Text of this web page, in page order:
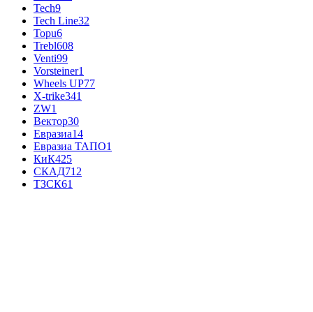
Tech9
Tech Line32
Topu6
Trebl608
Venti99
Vorsteiner1
Wheels UP77
X-trike341
ZW1
Вектор30
Евразиа14
Евразиа ТАПО1
КиК425
СКАД712
ТЗСК61